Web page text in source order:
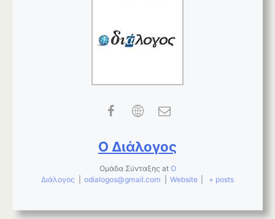
Ο Διάλογος
Ομάδα Σύνταξης at Ο
Διάλογος
odialogos@gmail.com Website + posts